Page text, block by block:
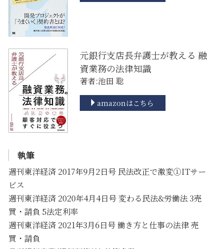
元銀行支店長弁護士が教える 融
資業務の法律知識
著者:池田 聡
amazonはこちら
執筆
週刊東洋経済 2017年9月2日号 民法改正で激変①ITサー
ビス
週刊東洋経済 2020年4月4日号 変わる民法&労働法 3売
買・請負 5法定利率
週刊東洋経済 2021年3月6日号 働き方と仕事の法律 売
買・請負